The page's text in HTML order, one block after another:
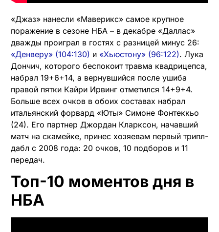
«Джаз» нанесли «Маверикс» самое крупное
поражение в сезоне НБА – в декабре «Даллас»
дважды проиграл в гостях с разницей минус 26:
«Денверу» (104:130) и «Хьюстону» (96:122). Лука
Дончич, которого беспокоит травма квадрицепса,
набрал 19+6+14, а вернувшийся после ушиба
правой пятки Кайри Ирвинг отметился 14+9+4.
Больше всех очков в обоих составах набрал
итальянский форвард «Юты» Симоне Фонтеккьо
(24). Его партнер Джордан Кларксон, начавший
матч на скамейке, принес хозяевам первый трипл-
дабл с ​​2008 года: 20 очков, 10 подборов и 11
передач.
Топ-10 моментов дня в
НБА